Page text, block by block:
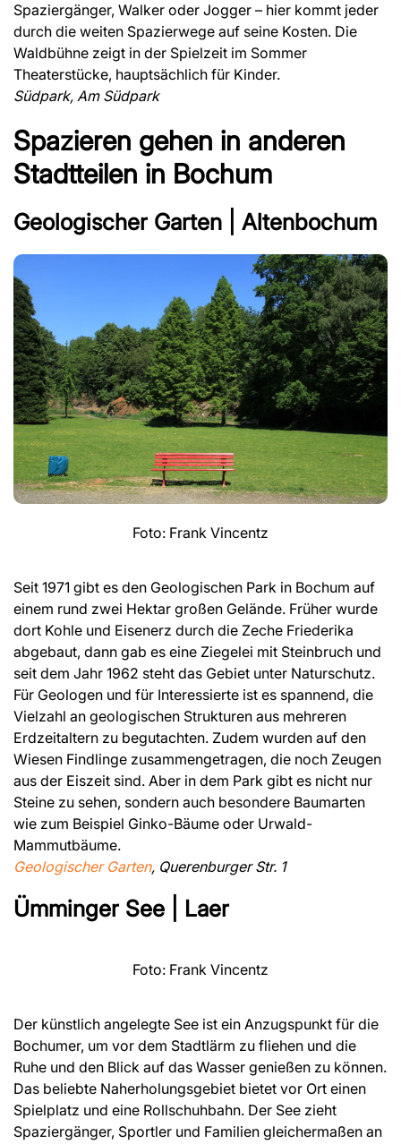
Spaziergänger, Walker oder Jogger – hier kommt jeder
durch die weiten Spazierwege auf seine Kosten. Die
Waldbühne zeigt in der Spielzeit im Sommer
Theaterstücke, hauptsächlich für Kinder.
Südpark, Am Südpark
Spazieren gehen in anderen
Stadtteilen in Bochum
Geologischer Garten | Altenbochum
Foto: Frank Vincentz
Seit 1971 gibt es den Geologischen Park in Bochum auf
einem rund zwei Hektar großen Gelände. Früher wurde
dort Kohle und Eisenerz durch die Zeche Friederika
abgebaut, dann gab es eine Ziegelei mit Steinbruch und
seit dem Jahr 1962 steht das Gebiet unter Naturschutz.
Für Geologen und für Interessierte ist es spannend, die
Vielzahl an geologischen Strukturen aus mehreren
Erdzeitaltern zu begutachten. Zudem wurden auf den
Wiesen Findlinge zusammengetragen, die noch Zeugen
aus der Eiszeit sind. Aber in dem Park gibt es nicht nur
Steine zu sehen, sondern auch besondere Baumarten
wie zum Beispiel Ginko-Bäume oder Urwald-
Mammutbäume.
Geologischer Garten, Querenburger Str. 1
Ümminger See | Laer
Foto: Frank Vincentz
Der künstlich angelegte See ist ein Anzugspunkt für die
Bochumer, um vor dem Stadtlärm zu fliehen und die
Ruhe und den Blick auf das Wasser genießen zu können.
Das beliebte Naherholungsgebiet bietet vor Ort einen
Spielplatz und eine Rollschuhbahn. Der See zieht
Spaziergänger, Sportler und Familien gleichermaßen an